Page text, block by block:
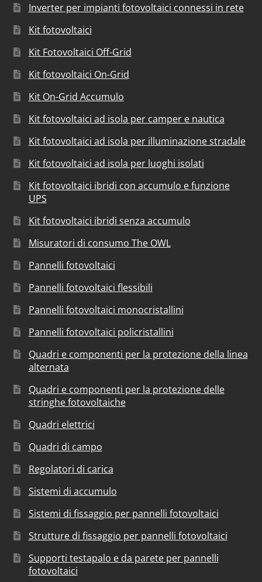
Inverter per impianti fotovoltaici connessi in rete
Kit fotovoltaici
Kit Fotovoltaici Off-Grid
Kit fotovoltaici On-Grid
Kit On-Grid Accumulo
Kit fotovoltaici ad isola per camper e nautica
Kit fotovoltaici ad isola per illuminazione stradale
Kit fotovoltaici ad isola per luoghi isolati
Kit fotovoltaici ibridi con accumulo e funzione
UPS
Kit fotovoltaici ibridi senza accumulo
Misuratori di consumo The OWL
Pannelli fotovoltaici
Pannelli fotovoltaici flessibili
Pannelli fotovoltaici monocristallini
Pannelli fotovoltaici policristallini
Quadri e componenti per la protezione della linea
alternata
Quadri e componenti per la protezione delle
stringhe fotovoltaiche
Quadri elettrici
Quadri di campo
Regolatori di carica
Sistemi di accumulo
Sistemi di fissaggio per pannelli fotovoltaici
Strutture di fissaggio per pannelli fotovoltaici
Supporti testapalo e da parete per pannelli
fotovoltaici